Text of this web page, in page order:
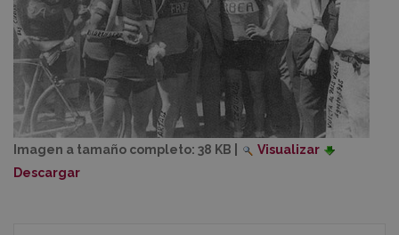
Imagen a tamaño completo: 38 KB
Visualizar
Descargar